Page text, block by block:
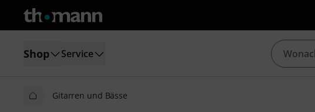
Shop Service
Gitarren und Bässe